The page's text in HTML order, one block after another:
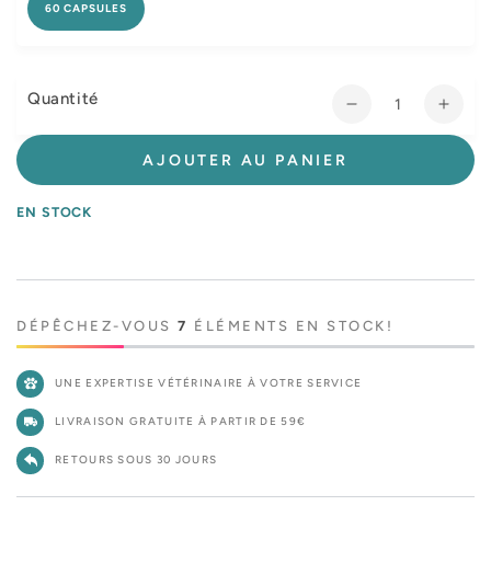
60 CAPSULES
Quantité
Réduire
la
de
la
de
AJOUTER AU PANIER
EN STOCK
DÉPÊCHEZ-VOUS 7 ÉLÉMENTS EN STOCK!
UNE EXPERTISE VÉTÉRINAIRE À VOTRE SERVICE
LIVRAISON GRATUITE À PARTIR DE 59€
RETOURS SOUS 30 JOURS